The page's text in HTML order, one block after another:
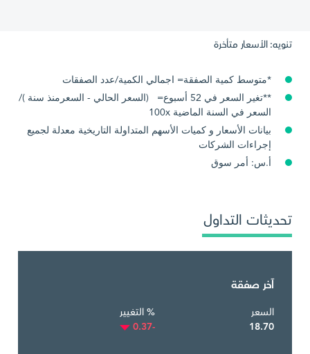
تنويه: الأسعار متأخرة
*متوسط كمية الصفقة= اجمالي الكمية/عدد الصفقات
**تغير السعر في 52 أسبوع= (السعر الحالي - السعرمنذ سنة )/
السعر في السنة الماضية 100x
بيانات الأسعار و كميات الأسهم المتداولة التاريخية معدلة لجميع
إجراءات الشركات
أ.س: أمر سوق
تحديثات التداول
آخر صفقة
السعر
18.70
% التغيير
-0.37